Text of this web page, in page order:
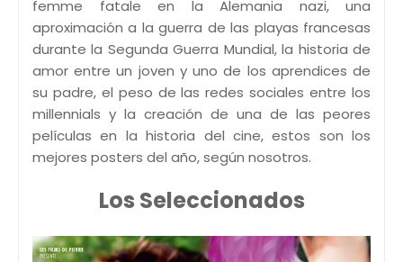
femme fatale en la Alemania nazi, una
aproximación a la guerra de las playas francesas
durante la Segunda Guerra Mundial, la historia de
amor entre un joven y uno de los aprendices de
su padre, el peso de las redes sociales entre los
millennials y la creación de una de las peores
películas en la historia del cine, estos son los
mejores posters del año, según nosotros.
Los Seleccionados